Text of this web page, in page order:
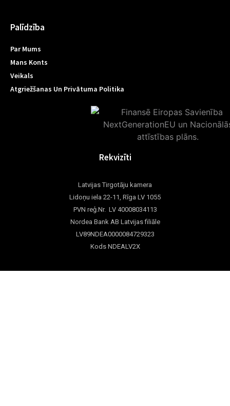
Palīdzība
Par Mums
Mans Konts
Veikals
Atgriežšanas Un Privātuma Politika
Rekvizīti
Latvijas Tirgotāju kamera
Lidoņu iela 22-11, Rīga LV 1055
PVN reģ.Nr. LV 40008034113
Nordea Bank AB Latvijas filiāle
LV89NDEA0000084729323
Kods NDEALV2X